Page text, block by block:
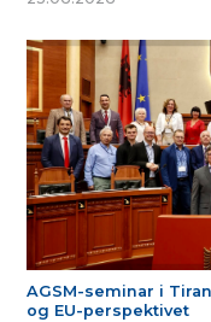
AGSM-seminar i
og EU-perspektivet